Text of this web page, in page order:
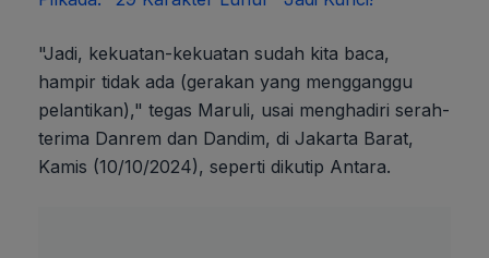
"Jadi, kekuatan-kekuatan sudah kita baca,
hampir tidak ada (gerakan yang mengganggu
pelantikan)," tegas Maruli, usai menghadiri serah-
terima Danrem dan Dandim, di Jakarta Barat,
Kamis (10/10/2024), seperti dikutip Antara.